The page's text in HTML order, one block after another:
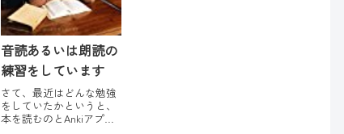
音読あるいは朗読の
練習をしています
さて、最近はどんな勉強
をしていたかというと、
本を読むのとAnkiアプリ